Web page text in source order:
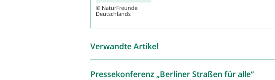
© NaturFreunde
Deutschlands
Verwandte Artikel
Pressekonferenz „Berliner Straßen für alle“